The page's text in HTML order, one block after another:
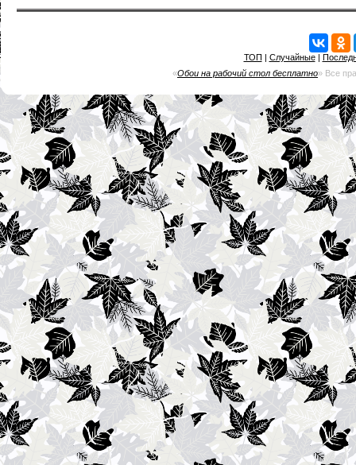
ТОП | Случайные|
«Обои на рабочий стол бесплатно» Все